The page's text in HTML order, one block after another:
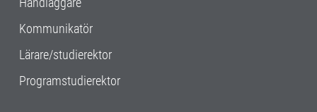
Kommunikatör
Lärare/studierektor
Programstudierektor